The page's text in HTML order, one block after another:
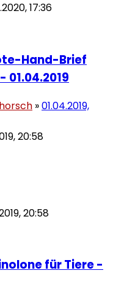
17:36
Hand-Brief
01.04.2019
»01.04.2019,
20:58
20:58
für Tiere -